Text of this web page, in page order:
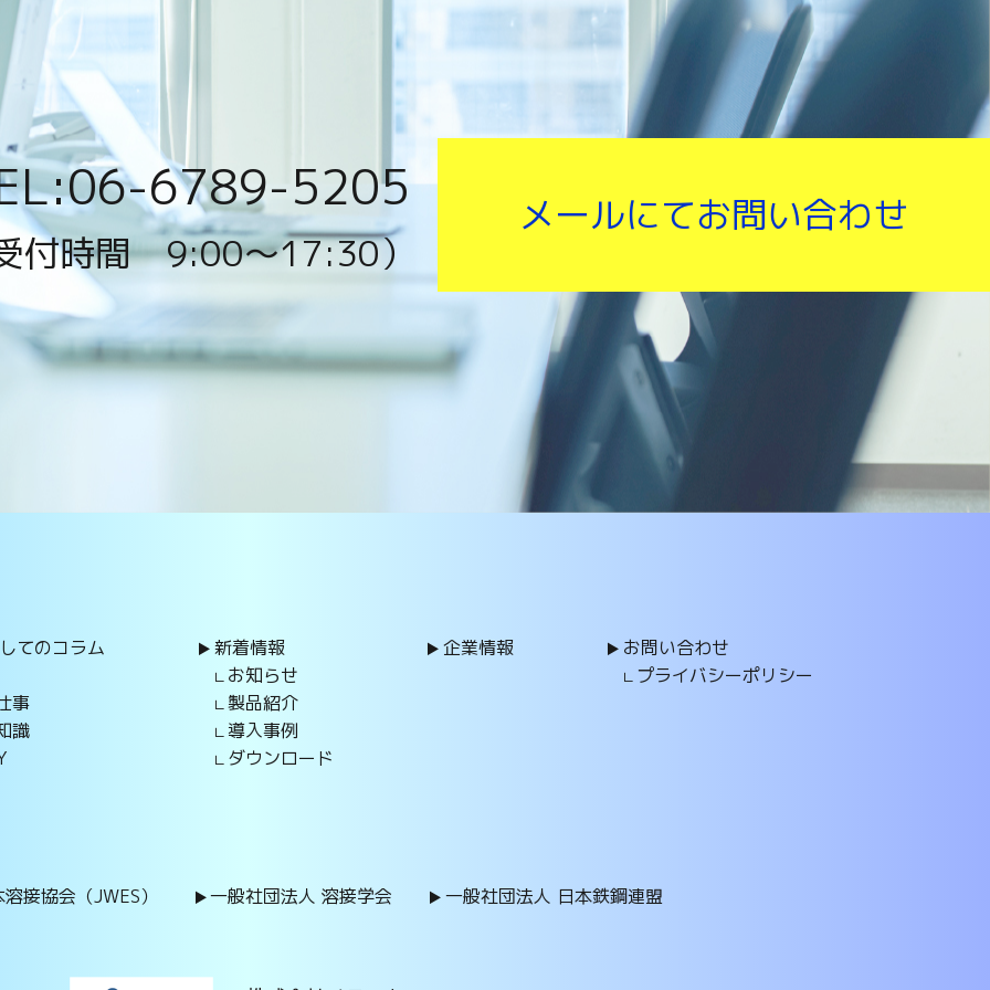
6789-5205
付時間 9:00〜17:30）
メールにてお問い合わせ
てのコラム
事
識
新着情報
お知らせ
製品紹介
導入事例
ダウンロード
企業情報
お問い合わせ
プライバシーポリシー
接協会（JWES） 一般社団法人 溶接学会 一般社団法人 日本鉄鋼連盟